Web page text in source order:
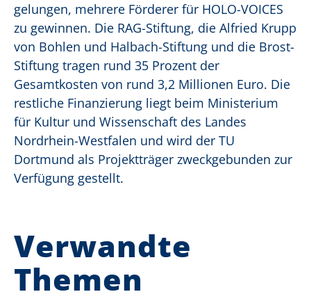
gelungen, mehrere Förderer für HOLO-VOICES
zu gewinnen. Die RAG-Stiftung, die Alfried Krupp
von Bohlen und Halbach-Stiftung und die Brost-
Stiftung tragen rund 35 Prozent der
Gesamtkosten von rund 3,2 Millionen Euro. Die
restliche Finanzierung liegt beim Ministerium
für Kultur und Wissenschaft des Landes
Nordrhein-Westfalen und wird der TU
Dortmund als Projektträger zweckgebunden zur
Verfügung gestellt.
Verwandte
Themen